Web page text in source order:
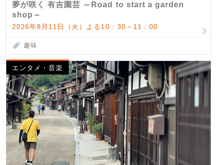
夢が咲く 有吉園芸 ～Road to start a garden
shop～
2026年8月11日（火）よる10：30～11：00
趣味
エンタメ・音楽